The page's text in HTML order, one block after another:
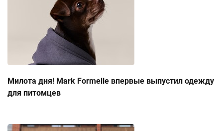
Милота дня! Mark Formelle впервые выпустил одежду
для питомцев